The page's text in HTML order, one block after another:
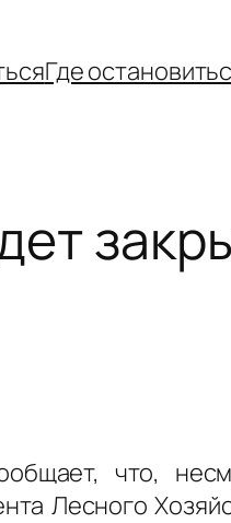
Где
что,
Лесного